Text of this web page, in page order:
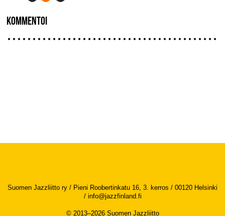
KOMMENTOI
Suomen Jazzliitto ry / Pieni Roobertinkatu 16, 3. kerros / 00120 Helsinki
/ info@jazzfinland.fi
© 2013–2026 Suomen Jazzliitto